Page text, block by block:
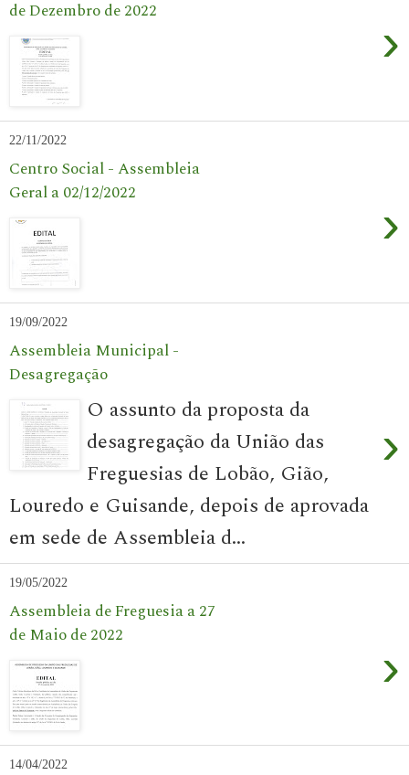
de Dezembro de 2022
›
22/11/2022
Centro Social - Assembleia
Geral a 02/12/2022
›
19/09/2022
Assembleia Municipal -
Desagregação
›
O assunto da proposta da
desagregação da União das
Freguesias de Lobão, Gião,
Louredo e Guisande, depois de aprovada
em sede de Assembleia d...
19/05/2022
Assembleia de Freguesia a 27
de Maio de 2022
›
14/04/2022